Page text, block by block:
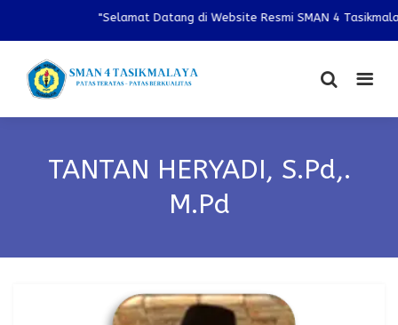
"Selamat Datang di Website Resmi SMAN 4
TANTAN HERYADI, S.Pd,.
M.Pd